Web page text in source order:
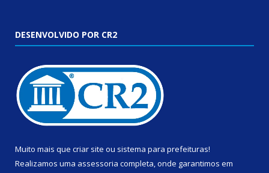
DESENVOLVIDO POR CR2
Muito mais que criar site ou sistema para prefeituras!
Realizamos uma assessoria completa, onde garantimos em